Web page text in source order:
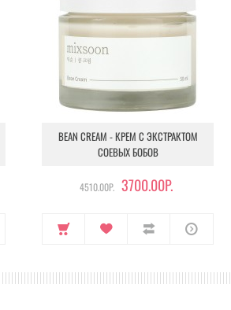
BEAN CREAM - КРЕМ С ЭКСТРАКТОМ
СОЕВЫХ БОБОВ
4510.00Р. 3700.00Р.